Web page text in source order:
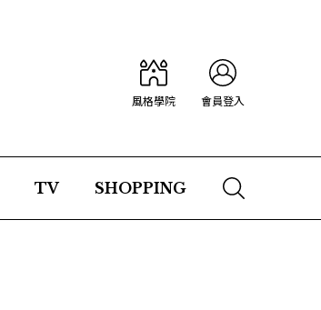
風格學院 會員登入
TV SHOPPING